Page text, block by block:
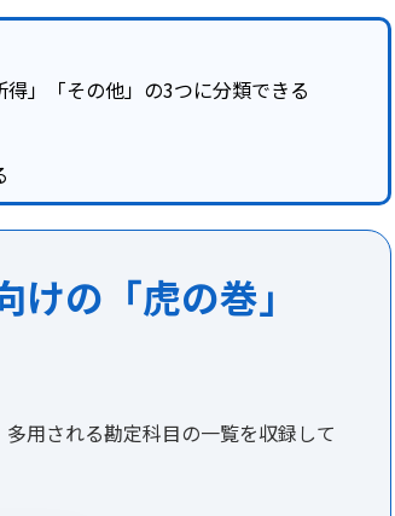
」「その他」の3つに分類できる
の「虎の巻」
用される勘定科目の一覧を収録して